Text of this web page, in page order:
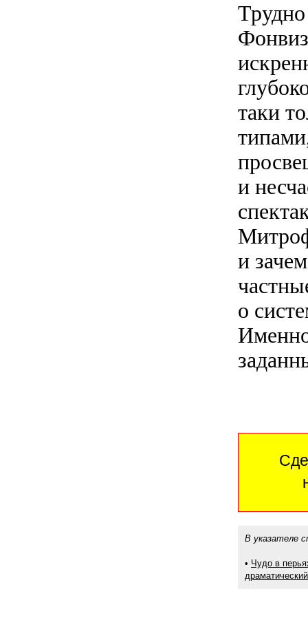
таки
и
и
о
В указателе
• Чудо в